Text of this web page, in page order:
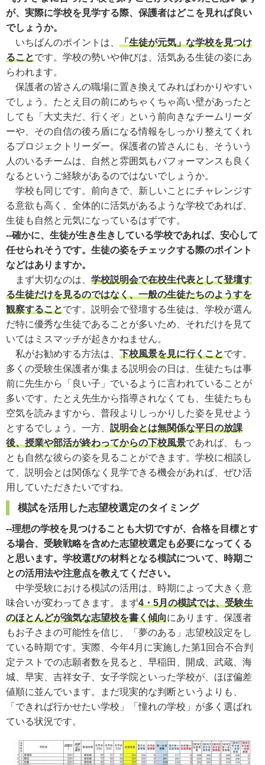
が、実際に学校を見学する際、保護者はどこを見れば良い
でしょうか。
いちばんのポイントは、 「生徒が元気」な学校を見つけ
ることです。学校の勢いや伸びは、活気ある生徒の姿にあ
らわれます。
保護者の皆さんの職場に置き換えてみればわかりやすい
でしょう。たとえ目の前にめちゃくちゃ高い壁があったと
しても「大丈夫だ、行くぞ」という前向きなチームリーダ
ーや、その自信の後ろ盾になる情報をしっかり整えてくれ
るプロジェクトリーダー。保護者の皆さんにも、そういう
人のいるチームは、自然と雰囲気もパフォーマンスも良く
なるというご経験があるのではないでしょうか。
学校も同じです。前向きで、新しいことにチャレンジす
る意欲も高く、全体的に活気があるような学校であれば、
生徒も自然と元気になっているはずです。
--確かに、生徒が生き生きしている学校であれば、安心して
任せられそうです。生徒の姿をチェックする際のポイント
などはありますか。
まず大切なのは、 学校説明会で在校生代表として登壇す
る生徒だけを見るのではなく、一般の生徒たちのようすを
観察することです。説明会で登壇する生徒は、学校が選ん
だ特に優秀な生徒であることが多いため、それだけを見て
いてはミスマッチが起きかねません。
私がお勧めする方法は、 下校風景を見に行くことです。
多くの受験生保護者が集まる説明会の日は、生徒たちは事
前に先生から「良い子」でいるように言われていることが
多いです。たとえ先生から指導されなくても、生徒たちも
空気を読みますから、普段よりしっかりした姿を見せよう
とするでしょう。一方、 説明会とは無関係な平日の放課
後、授業や部活が終わってからの下校風景であれば、もっ
とも自然な彼らの姿を見ることができます。学校に相談し
て、説明会とは関係なく見学できる機会があれば、ぜひ活
用していただきたいですね。
模試を活用した志望校選定のタイミング
--理想の学校を見つけることも大切ですが、合格を目標とす
る場合、受験戦略を含めた志望校選定も必要になってくる
と思います。学校選びの材料となる模試について、時期ご
との活用法や注意点を教えてください。
中学受験における模試の活用は、時期によって大きく意
味合いが変わってきます。まず4・5月の模試では、受験生
のほとんどが強気な志望校を書く傾向にあります。保護者
もお子さまの可能性を信じ、「夢のある」志望校設定をし
ている時期です。実際、今年4月に実施した第1回合不合判
定テストでの志願者数を見ると、早稲田、開成、武蔵、海
城、早実、吉祥女子、女子学院といった学校が、ほぼ偏差
値順に並んでいます。まだ現実的な判断というよりも、
「できれば行かせたい学校」「憧れの学校」が多く選ばれ
ている状況です。